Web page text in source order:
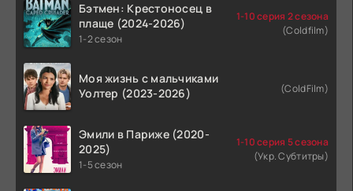
Бэтмен: Крестоносец в
плаще (2024-2026)
1-2 сезон
1-10 серия 2 сезона
(Coldfilm)
Моя жизнь с мальчиками
Уолтер (2023-2026)
(ColdFilm)
Эмили в Париже (2020-
2025)
1-5 сезон
1-10 серия 5 сезона
(Укр. Субтитры)